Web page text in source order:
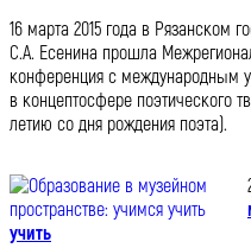
16 марта 2015 года в Рязанском
С.А. Есенина прошла
конференция с международным
в концептосфере поэтического
летию со дня рождения поэта).
учить